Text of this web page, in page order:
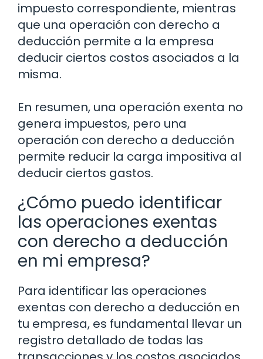
impuesto correspondiente, mientras
que una operación con derecho a
deducción permite a la empresa
deducir ciertos costos asociados a la
misma.
En resumen, una operación exenta no
genera impuestos, pero una
operación con derecho a deducción
permite reducir la carga impositiva al
deducir ciertos gastos.
¿Cómo puedo identificar
las operaciones exentas
con derecho a deducción
en mi empresa?
Para identificar las operaciones
exentas con derecho a deducción en
tu empresa, es fundamental llevar un
registro detallado de todas las